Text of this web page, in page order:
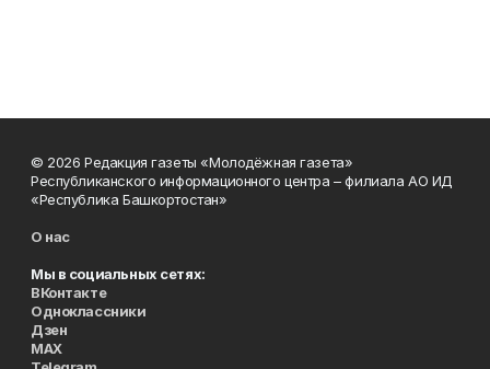
© 2026 Редакция газеты «Молодёжная газета»
Республиканского информационного центра – филиала АО ИД
«Республика Башкортостан»
О нас
Мы в социальных сетях:
ВКонтакте
Одноклассники
Дзен
MAX